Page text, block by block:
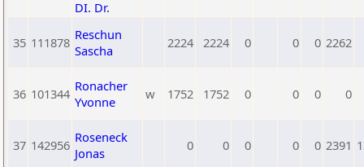
DI. Dr.
35 111878 Reschun
Sascha
2224 2224 0 0 0 2262
36 101344 Ronacher
Yvonne
w 1752 1752 0 0 0 0
37 142956 Roseneck
Jonas
0 0 0 0 0 2391